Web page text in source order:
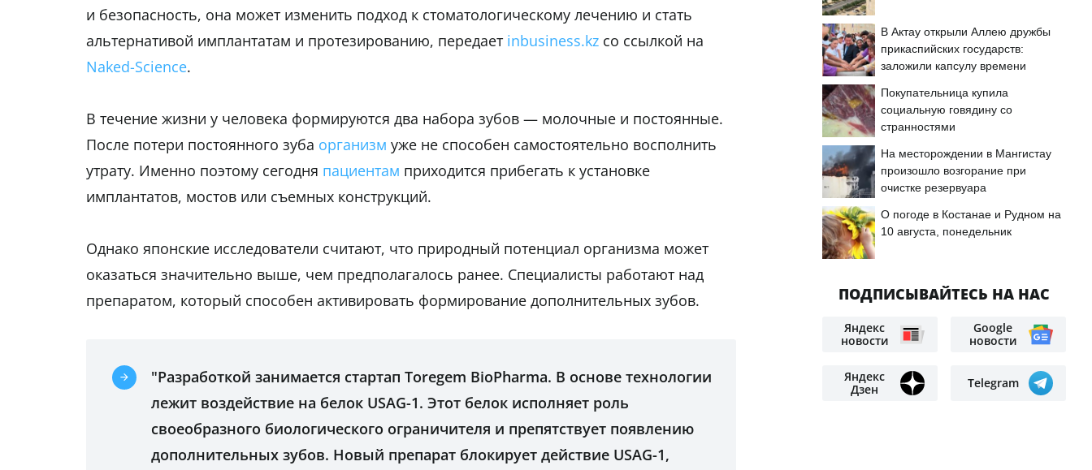
и безопасность, она может изменить подход к стоматологическому лечению и стать
альтернативой имплантатам и протезированию, передает inbusiness.kz со ссылкой на
Naked-Science.
В течение жизни у человека формируются два набора зубов — молочные и постоянные.
После потери постоянного зуба организм уже не способен самостоятельно восполнить
утрату. Именно поэтому сегодня пациентам приходится прибегать к установке
имплантатов, мостов или съемных конструкций.
Однако японские исследователи считают, что природный потенциал организма может
оказаться значительно выше, чем предполагалось ранее. Специалисты работают над
препаратом, который способен активировать формирование дополнительных зубов.
"Разработкой занимается стартап Toregem BioPharma. В основе технологии
лежит воздействие на белок USAG-1. Этот белок исполняет роль
своеобразного биологического ограничителя и препятствует появлению
дополнительных зубов. Новый препарат блокирует действие USAG-1,
В Актау открыли Аллею дружбы
прикаспийских государств:
заложили капсулу времени
Покупательница купила
социальную говядину со
странностями
На месторождении в Мангистау
произошло возгорание при
очистке резервуара
О погоде в Костанае и Рудном на
10 августа, понедельник
ПОДПИСЫВАЙТЕСЬ НА НАС
Яндекс
новости
Google
новости
Яндекс
Дзен
Telegram